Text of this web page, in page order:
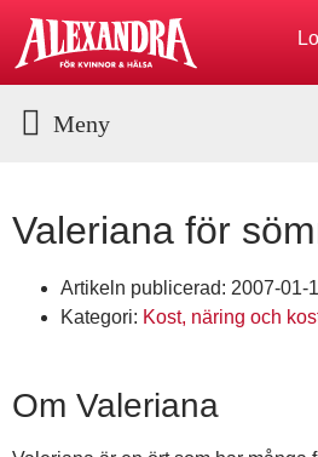
Valeriana för
Artikeln publicerad: 2007-01-
Kategori: Kost, näring och
Om Valeriana